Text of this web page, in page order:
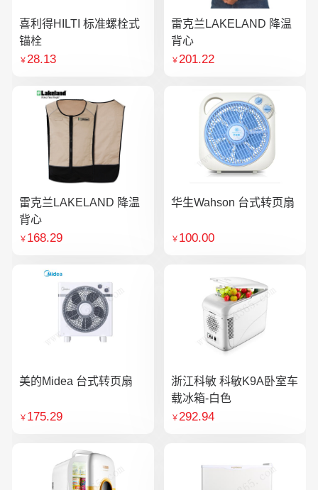
喜利得HILTI 标准螺栓式
锚栓
￥28.13
雷克兰LAKELAND 降温
背心
￥201.22
雷克兰LAKELAND 降温
背心
￥ 168.29
华生Wahson 台式转页扇
￥ 100.00
美的Midea 台式转页扇
￥ 175.29
浙江科敏 科敏K9A卧室车
载冰箱-白色
￥292.94